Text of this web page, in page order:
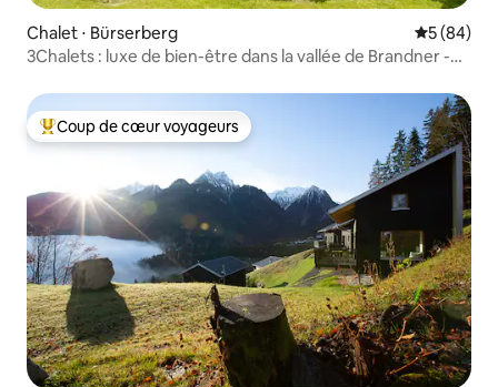
Chalet ⋅ Bürserberg
5 (84)
3Chalets : luxe de bien-être dans la vallée de Brandner -
Coups de cœur voyageurs les plus appréciés
Coup de cœur voyageurs